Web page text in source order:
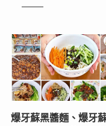
爆牙蘇黑醬麵、爆牙